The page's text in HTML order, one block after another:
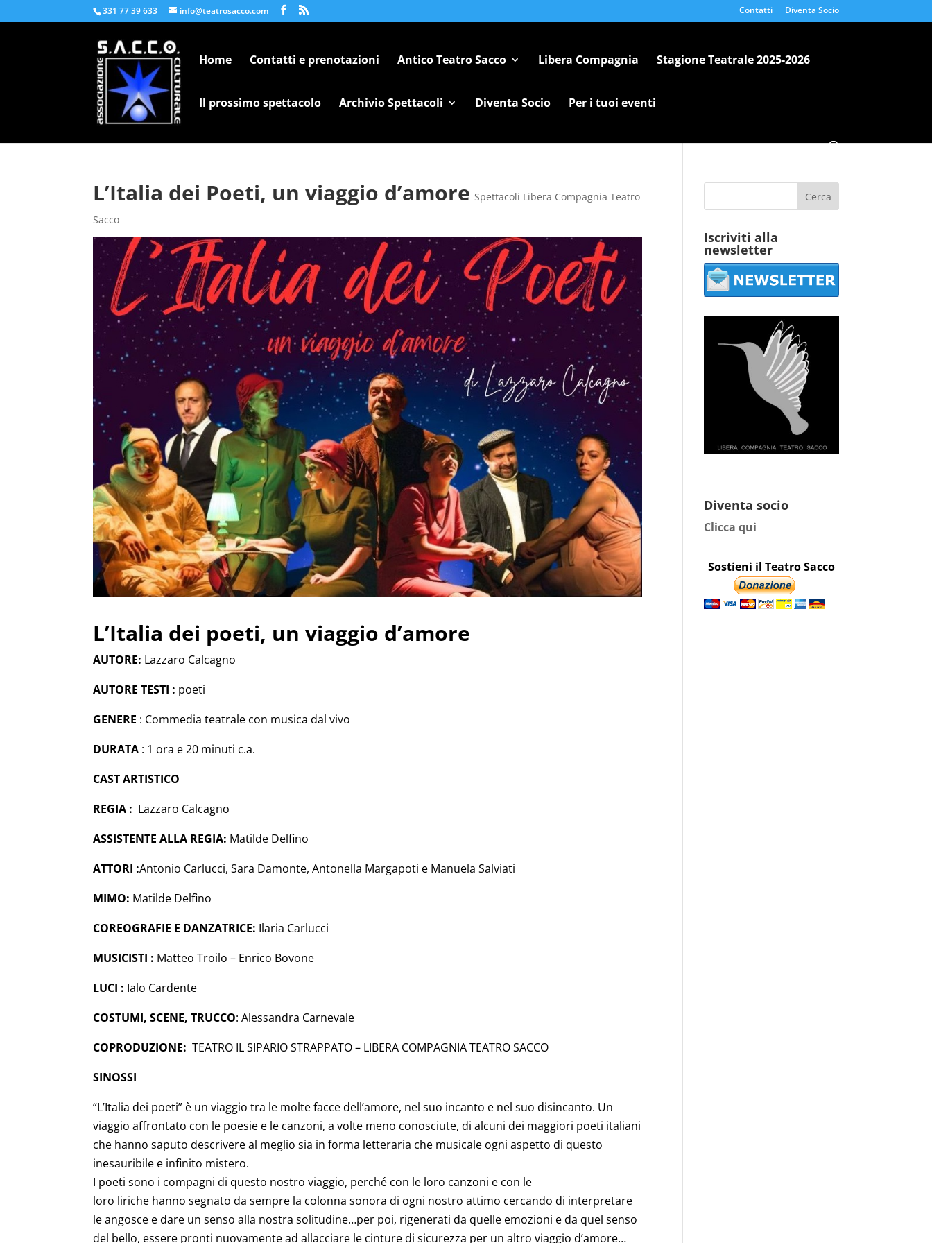
331 77 39 633 info@teatrosacco.com Contatti Diventa Socio
Home Contatti e prenotazioni Antico Teatro Sacco Libera Compagnia Stagione Teatrale 2025-2026
Il prossimo spettacolo Archivio Spettacoli Diventa Socio Per i tuoi eventi
L’Italia dei Poeti, un viaggio d’amore Spettacoli Libera Compagnia Teatro
Sacco
L’Italia dei poeti, un viaggio d’amore
AUTORE: Lazzaro Calcagno
AUTORE TESTI : poeti
GENERE : Commedia teatrale con musica dal vivo
DURATA : 1 ora e 20 minuti c.a.
CAST ARTISTICO
REGIA : Lazzaro Calcagno
ASSISTENTE ALLA REGIA: Matilde Delfino
ATTORI :Antonio Carlucci, Sara Damonte, Antonella Margapoti e Manuela Salviati
MIMO: Matilde Delfino
COREOGRAFIE E DANZATRICE: Ilaria Carlucci
MUSICISTI : Matteo Troilo – Enrico Bovone
LUCI : Ialo Cardente
COSTUMI, SCENE, TRUCCO: Alessandra Carnevale
COPRODUZIONE:TEATRO IL SIPARIO STRAPPATO – LIBERA COMPAGNIA TEATRO SACCO
SINOSSI
“L’Italia dei poeti” è un viaggio tra le molte facce dell’amore, nel suo incanto e nel suo disincanto. Un
viaggio affrontato con le poesie e le canzoni, a volte meno conosciute, di alcuni dei maggiori poeti italiani
che hanno saputo descrivere al meglio sia in forma letteraria che musicale ogni aspetto di questo
inesauribile e infinito mistero.
I poeti sono i compagni di questo nostro viaggio, perché con le loro canzoni e con le
loro liriche hanno segnato da sempre la colonna sonora di ogni nostro attimo cercando di interpretare
le angosce e dare un senso alla nostra solitudine…per poi, rigenerati da quelle emozioni e da quel senso
del bello, essere pronti nuovamente ad allacciare le cinture di sicurezza per un altro viaggio d’amore…
Iscriviti alla
newsletter
Diventa socio
Clicca qui
Sostieni il Teatro Sacco